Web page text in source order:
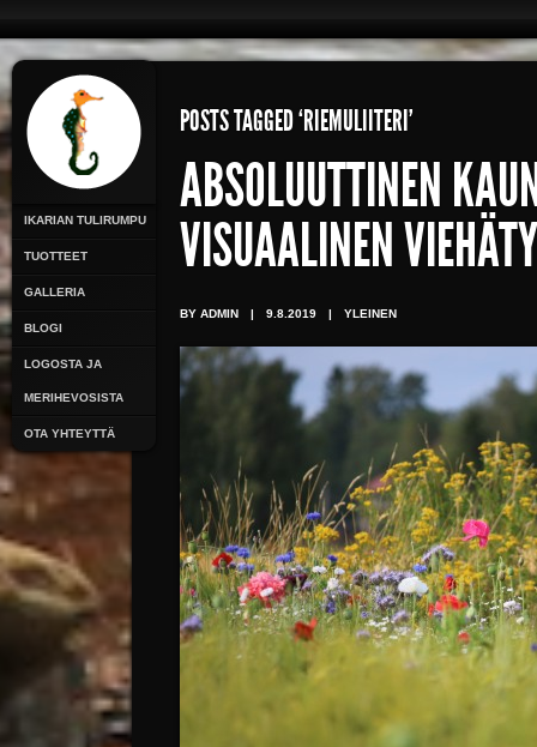
IKARIAN TULIRUMPU
TUOTTEET
GALLERIA
BLOGI
LOGOSTA JA
MERIHEVOSISTA
OTA YHTEYTTÄ
POSTS TAGGED ‘RIEMULIITERI’
ABSOLUUTTINEN
VISUAALINEN
BY ADMIN | 9.8.2019 | YLEINEN